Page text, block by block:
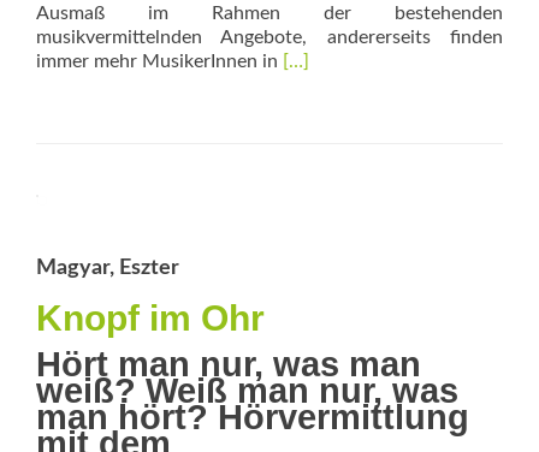
Ausmaß im Rahmen der bestehenden
musikvermittelnden Angebote, andererseits finden
immer mehr MusikerInnen in Read
[…]
Magyar, Eszter
Knopf im Ohr
Hört man nur, was man
weiß? Weiß man nur, was
man hört? Hörvermittlung
mit dem